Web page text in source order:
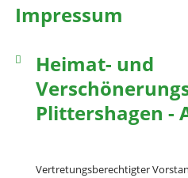
Impressum
Heimat- und
Plittershagen -
Vertretungsberechtigter